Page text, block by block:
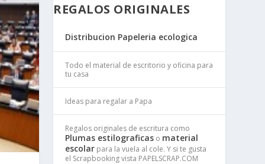
REGALOS ORIGINALES
Distribucion Papeleria ecologica
Todo el material de escritorio y oficina para
tu casa
Ideas para regalar a Papa
Regalos originales de escritura como
Plumas estilograficas o material
escolar para la vuela al cole. Y si te gusta
el Scrapbooking vista PAPELSCRAP.COM